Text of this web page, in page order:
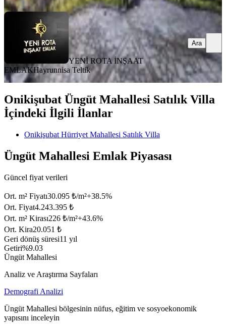
YENİ ROTA İNŞAAT
EMLAKHayrunnisa Teltik
Ara
Onikişubat Üngüt Mahallesi Satılık Villa
İçindeki İlgili İlanlar
Onikişubat Hürriyet Mahallesi Satılık Villa
Üngüt Mahallesi Emlak Piyasası
Güncel fiyat verileri
Ort. m² Fiyatı30.095 ₺/m²+38.5%
Ort. Fiyat4.243.395 ₺
Ort. m² Kirası226 ₺/m²+43.6%
Ort. Kira20.051 ₺
Geri dönüş süresi11 yıl
Getiri%9.03
Üngüt Mahallesi
Analiz ve Araştırma Sayfaları
Demografi Analizi
Üngüt Mahallesi bölgesinin nüfus, eğitim ve sosyoekonomik
yapısını inceleyin